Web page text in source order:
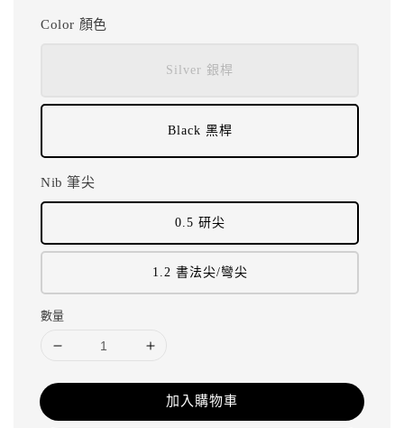
Color 顏色
Silver 銀桿
Black 黑桿
Nib 筆尖
0.5 研尖
1.2 書法尖/彎尖
數量
加入購物車